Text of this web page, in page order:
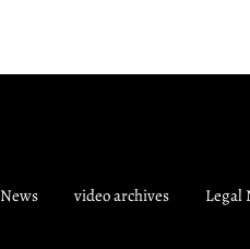
News video archives Legal